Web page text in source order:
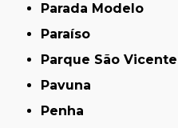
Parada Modelo
Paraíso
Parque São Vicente
Pavuna
Penha